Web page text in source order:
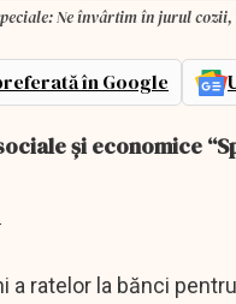
Ne învârtim în jurul
în Google
și economice
a ratelor la bănci